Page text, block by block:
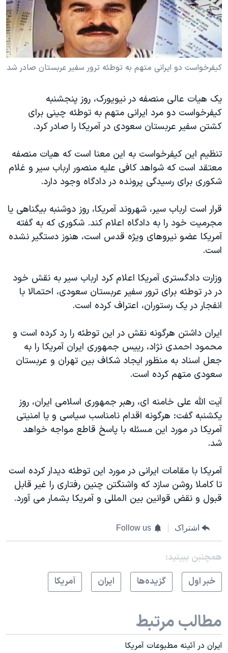
فرهنگ و زندگی
حقوق شهروندی
اقتصادی
علم و فناوری
گالری عکس
آرشیو پخش زنده
مستندها
انتخابات ریاست جمهوری آمریکا ۲۰۲۴
حمله جمهوری اسلامی به اسرائیل
رمز مهسا
اعتراضات زن، زندگی، آزادی
مجموعه مستندهای دادخواهی
دادگاه حمید نوری
چهل سال گروگان‌گیری
اعتراضات مردمی آبان ۹۸
اسرائیل در جنگ
نرگس محمدی برنده جایزه نوبل صلح
صفحه‌های ویژه
سفر پرزیدنت ترامپ به چین
دنبال کنید
کيفرخواست دو ايرانی متهم به توطئه ترور سفير عربستان صادر شد
یک هیات عالی منصفه در نيويورک، روز پنجشنبه
کيفرخواست دو مرد ايرانی متهم به توطئه چينی برای
کشتن سفير عربستان سعودی در آمريکا را صادر کرد.
تنظيم اين کیفرخواست به اين معنا است که هیات منصفه
معتقد است که شواهد کافی علیه منصور ارباب سير و غلام
شکوری برای رسيدگی پرونده در دادگاه وجود دارد.
قرار است ارباب سير، شهروند آمريکا، روز دوشنبه بيگناهی يا
مجرميت خود را به دادگاه اعلام کند. شکوری که به گفته
آمريکا عضو نيروهای ويژه قدس است، هنوز دستگير نشده
است.
وزارت دادگستری آمريکا اعلام کرد ارباب سير به نقش خود
در در توطئه برای ترور سفیر عربستان سعودی، احتمالا با
انفجار در يک رستوران، اعتراف کرده است.
ايران داشتن هرگونه نقش در اين توطئه را رد کرده است و
محمود احمدی نژاد، رييس جمهوری ايران آمريکا را به
جعل اسناد به منظور ايجاد شکاف بين تهران و عربستان
سعودی متهم کرده است.
آیت الله علی خامنه ای، رهبر جمهوری اسلامی ايران، روز
یکشنبه گفت: هرگونه اقدام نامناسب سیاسی و یا امنیتی
آمريکا در مورد این مسئله با پاسخ قاطع مواجه خواهد
شد.
آمريکا با مقامات ايرانی در مورد اين توطئه ديدار کرده است
تا کاملا روشن سازد که واشنگتن چنين رفتاری را غير قابل
قبول و نقض قوانين بين المللی و آمريکا بشمار می آورد.
اشتراک Follow us
همچنبن ببینید:
خبر اول
گزيده‌ها ايران آمريکا
مطالب مرتبط
ايران در آئينه مطبوعات آمريکا